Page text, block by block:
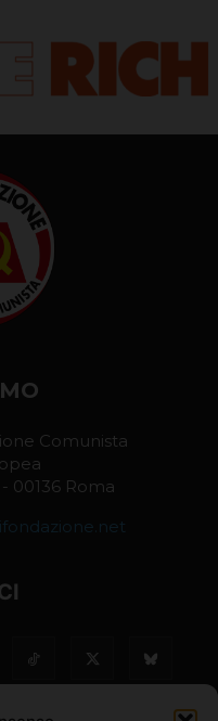
Comunista
00136 Roma